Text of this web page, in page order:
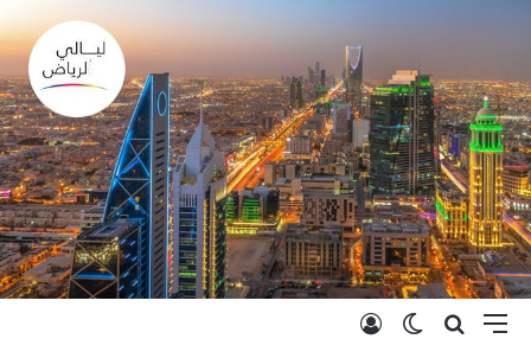
القائمة بحث عنالوضع المظلم